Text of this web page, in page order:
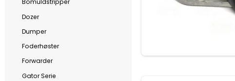
Bomuldstripper
Dozer
Dumper
Foderhøster
Forwarder
Gator Serie